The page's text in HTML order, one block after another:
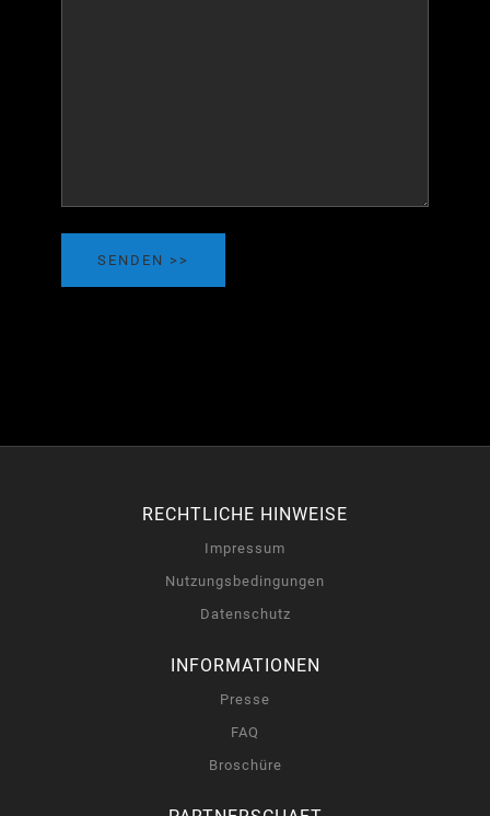
SENDEN
RECHTLICHE HINWEISE
Impressum
Nutzungsbedingungen
Datenschutz
INFORMATIONEN
Presse
FAQ
Broschüre